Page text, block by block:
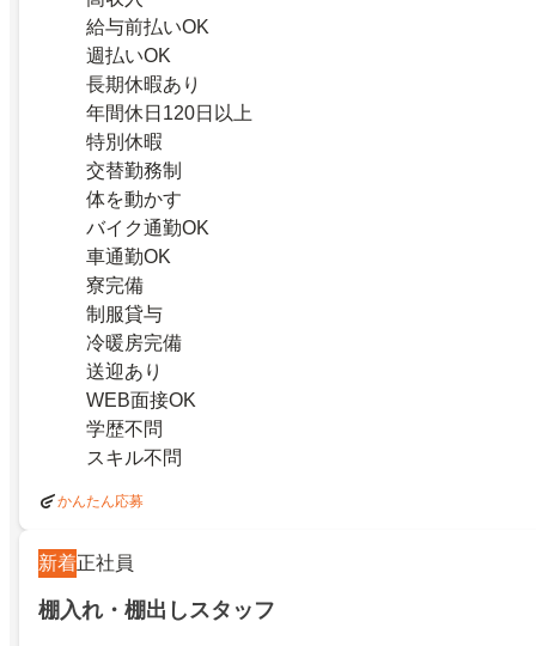
給与前払いOK
週払いOK
長期休暇あり
年間休日120日以上
特別休暇
交替勤務制
体を動かす
バイク通勤OK
車通勤OK
寮完備
制服貸与
冷暖房完備
送迎あり
WEB面接OK
学歴不問
スキル不問
かんたん応募
新着正社員
棚入れ・棚出しスタッフ